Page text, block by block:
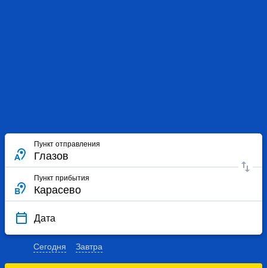
Пункт отправления
Пункт прибытия
Дата
Сегодня Завтра